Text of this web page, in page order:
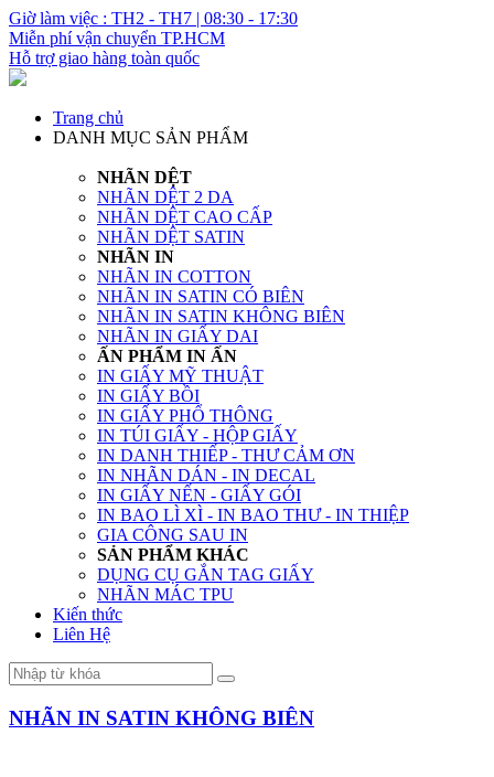
Giờ làm việc : TH2 - TH7 | 08:30 - 17:30
Miễn phí vận chuyển TP.HCM
Hỗ trợ giao hàng toàn quốc
Trang chủ
DANH MỤC SẢN PHẨM
NHÃN DỆT
NHÃN DỆT 2 DA
NHÃN DỆT CAO CẤP
NHÃN DỆT SATIN
NHÃN IN
NHÃN IN COTTON
NHÃN IN SATIN CÓ BIÊN
NHÃN IN SATIN KHÔNG BIÊN
NHÃN IN GIẤY DAI
ẤN PHẨM IN ẤN
IN GIẤY MỸ THUẬT
IN GIẤY BỒI
IN GIẤY PHỔ THÔNG
IN TÚI GIẤY - HỘP GIẤY
IN DANH THIẾP - THƯ CẢM ƠN
IN NHÃN DÁN - IN DECAL
IN GIẤY NẾN - GIẤY GÓI
IN BAO LÌ XÌ - IN BAO THƯ - IN THIỆP
GIA CÔNG SAU IN
SẢN PHẨM KHÁC
DỤNG CỤ GẮN TAG GIẤY
NHÃN MÁC TPU
Kiến thức
Liên Hệ
NHÃN IN SATIN KHÔNG BIÊN